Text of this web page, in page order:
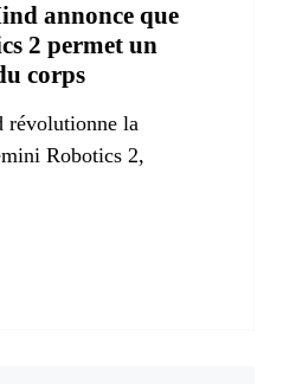
annonce que
2 permet un
corps
révolutionne la
Robotics 2,